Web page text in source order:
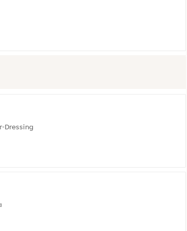
Dressing